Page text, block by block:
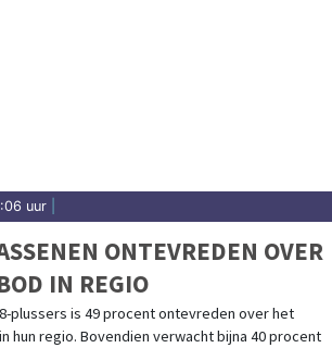
uur
ONTEVREDEN OVER
IN REGIO
plussers is 49 procent ontevreden over het
hun regio. Bovendien verwacht bijna 40 procent